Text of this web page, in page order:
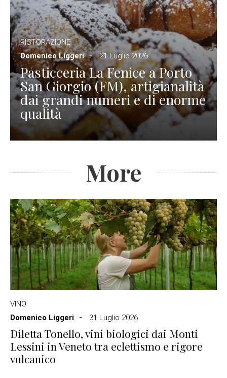
RISTORAZIONE
Domenico Liggeri
21 Luglio 2026
Pasticceria La Fenice a Porto
San Giorgio (FM), artigianalità
dai grandi numeri e di enorme
qualità
More
VINO
Domenico Liggeri
31 Luglio 2026
Diletta Tonello, vini biologici dai Monti
Lessini in Veneto tra eclettismo e rigore
vulcanico